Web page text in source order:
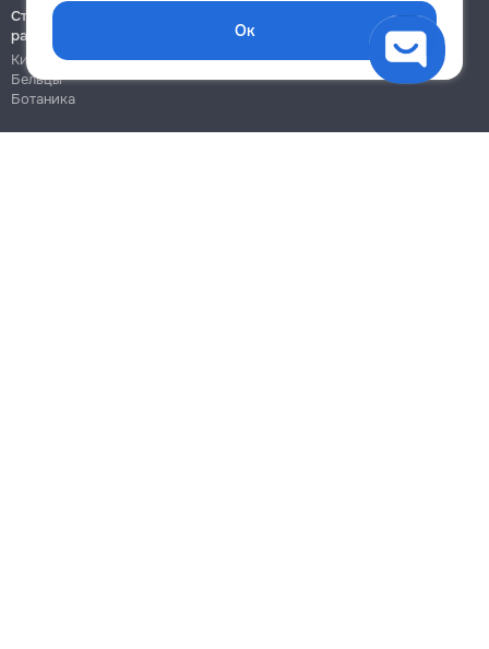
Ок
Строительно-монтажные
работы
Кишинёв
Бельцы
Ботаника